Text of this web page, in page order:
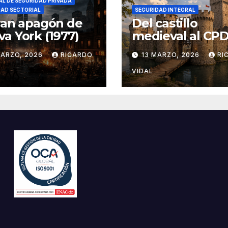
SECTORIAL
apagón de
York (1977)
2026 RICARDO
SEGURIDAD INTEGRAL
Del castillo
medieval al
seguridad por
13 MARZO, 2026
VIDAL